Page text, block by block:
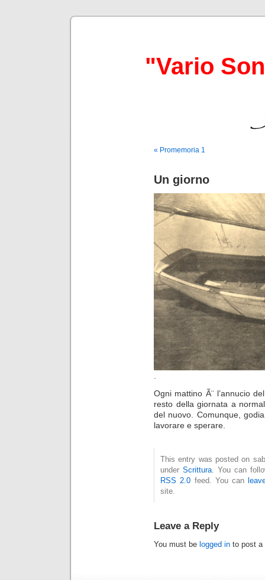
"Vario
« Promemoria 1
Un giorno
Ogni mattino Ã¨ l’annucio
resto della giornata a
del nuovo. Comunque,
lavorare e sperare.
This entry was posted on
under Scrittura. You can
RSS 2.0 feed. You can
site.
Leave a Reply
You must be logged in to post a